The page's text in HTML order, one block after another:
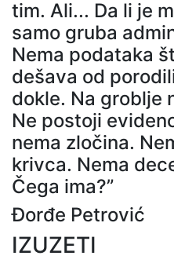
tim. Ali... Da li je
samo gruba
Nema podataka
dešava od
dokle. Na groblje
Ne postoji
nema zločina.
krivca. Nema
Čega ima?”
Đorđe Petrović
IZUZETI